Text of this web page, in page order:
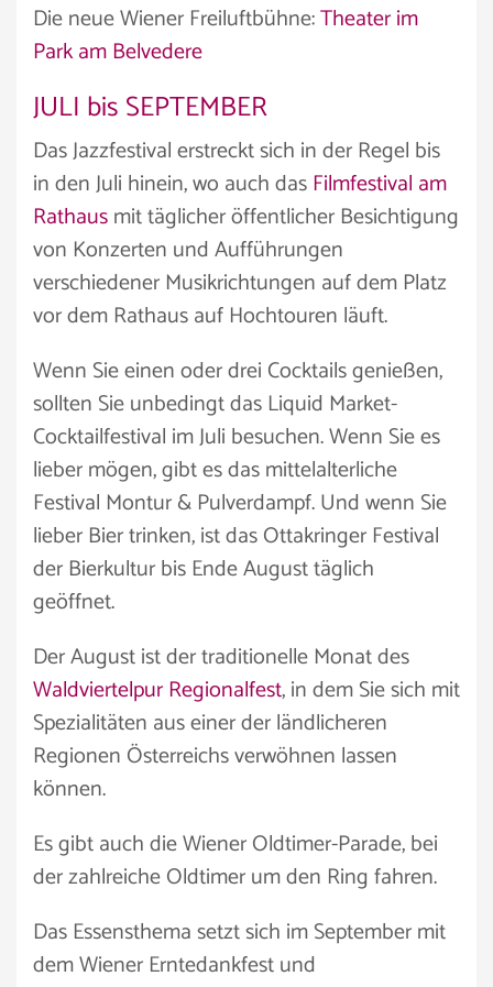
Die neue Wiener Freiluftbühne:Theater im
Park am Belvedere
JULI bis SEPTEMBER
Das Jazzfestival erstreckt sich in der Regel bis
in den Juli hinein, wo auch dasFilmfestival am
Rathausmit täglicher öffentlicher Besichtigung
von Konzerten und Aufführungen
verschiedener Musikrichtungen auf dem Platz
vor dem Rathaus auf Hochtouren läuft.
Wenn Sie einen oder drei Cocktails genießen,
sollten Sie unbedingt das Liquid Market-
Cocktailfestival im Juli besuchen. Wenn Sie es
lieber mögen, gibt es das mittelalterliche
Festival Montur & Pulverdampf. Und wenn Sie
lieber Bier trinken, ist das Ottakringer Festival
der Bierkultur bis Ende August täglich
geöffnet.
Der August ist der traditionelle Monat des
Waldviertelpur Regionalfest, in dem Sie sich mit
Spezialitäten aus einer der ländlicheren
Regionen Österreichs verwöhnen lassen
können.
Es gibt auch die Wiener Oldtimer-Parade, bei
der zahlreiche Oldtimer um den Ring fahren.
Das Essensthema setzt sich im September mit
dem Wiener Erntedankfest und